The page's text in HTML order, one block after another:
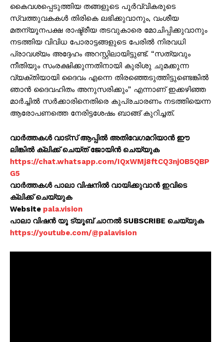
കൈവശപ്പെടുത്തിയ തങ്ങളുടെ പൂര്‍വ്വികരുടെ
സ്വത്തുവകകള്‍ തിരികെ ലഭിക്കുവാനും, വംശീയ
മതന്യൂനപക്ഷ രാഷ്ട്രീയ തടവുകാരെ മോചിപ്പിക്കുവാനും
നടത്തിയ വിവിധ പോരാട്ടങ്ങളുടെ പേരില്‍ നിരവധി
പ്രാവശ്യം അദ്ദേഹം അറസ്റ്റിലായിട്ടുണ്ട്. “സത്യവും
നീതിയും സംരക്ഷിക്കുന്നതിനായി കുരിശു ചുമക്കുന്ന
വ്യക്തിയായി ദൈവം എന്നെ തിരഞ്ഞെടുത്തിട്ടുണ്ടെങ്കില്‍
ഞാന്‍ ദൈവഹിതം അനുസരിക്കും” എന്നാണ് ഇക്കഴിഞ്ഞ
മാര്‍ച്ചില്‍ സര്‍ക്കാരിനെതിരെ കുപ്രചാരണം നടത്തിയെന്ന
ആരോപണത്തെ നേരിട്ടശേഷം ബാങ്ങ് കുറിച്ചത്.
വാർത്തകൾ വാട്സ് ആപ്പിൽ അതിവേഗമറിയാൻ ഈ
ലിങ്കിൽ ക്ലിക്ക് ചെയ്ത് ജോയിൻ ചെയ്യുക
https://chat.whatsapp.com/IQxWMj8ftCQ3njOB5QBP
G5
വാർത്തകൾ പാലാ വിഷനിൽ വായിക്കുവാൻ ഇവിടെ
ക്ലിക്ക് ചെയ്യുക
Website pala.vision
പാലാ വിഷൻ യൂ ട്യൂബ് ചാനൽ SUBSCRIBE ചെയ്യുക
https://youtube.com/@palavision